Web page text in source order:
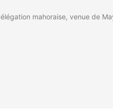
mahoraise, venue de